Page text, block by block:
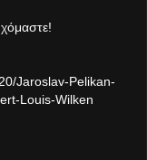
Jaroslav-Pelikan-
Louis-Wilken